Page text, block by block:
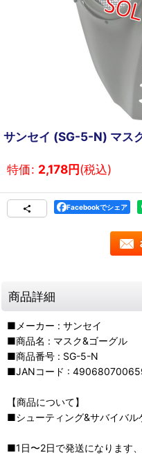
サンセイ (SG-5-N) マス
特価: 2,178円(税込)
Facebookでシェア
商品詳細
■メーカー : サンセイ
■商品名 : マスク&ゴーグル
■商品番号 : SG-5-N
■JANコード :
【商品について】
■シューティング&サバイバル
■1日〜2日で発送になります